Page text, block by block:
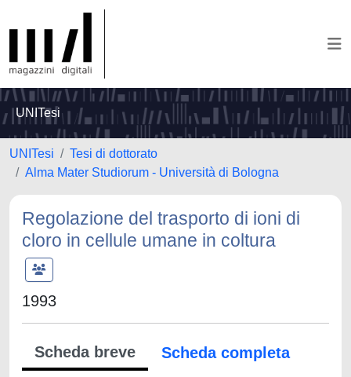
UNITesi
UNITesi
Tesi di dottorato
Alma Mater Studiorum - Università di Bologna
Regolazione del trasporto di ioni di
cloro in cellule umane in coltura
1993
Scheda breve
Scheda completa